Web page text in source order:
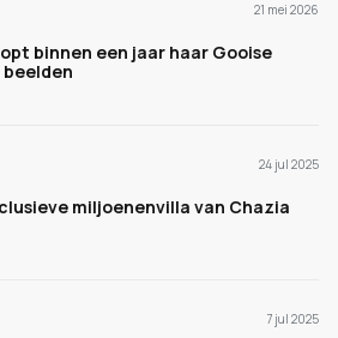
21 mei 2026
binnen een jaar haar Gooise
24 jul 2025
miljoenenvilla van Chazia
7 jul 2025